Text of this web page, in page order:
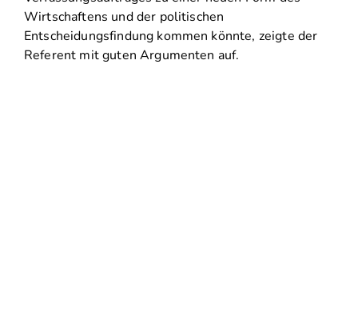
Wirtschaftens und der politischen
Entscheidungsfindung kommen könnte, zeigte der
Referent mit guten Argumenten auf.